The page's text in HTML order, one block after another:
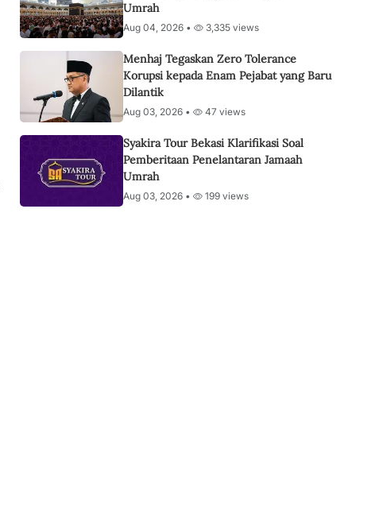
Umrah
Aug 04, 2026 • 3,335 views
Menhaj Tegaskan Zero Tolerance
Korupsi kepada Enam Pejabat yang Baru
Dilantik
Aug 03, 2026 • 47 views
Syakira Tour Bekasi Klarifikasi Soal
Pemberitaan Penelantaran Jamaah
Umrah
Aug 03, 2026 • 199 views